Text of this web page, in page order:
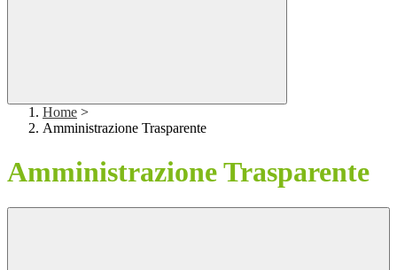
Home >
Amministrazione Trasparente
Amministrazione Trasparente